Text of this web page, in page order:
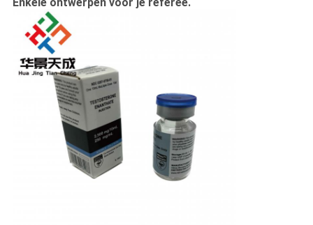
Enkele ontwerpen voor je referee.